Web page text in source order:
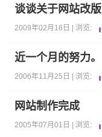
谈谈关于网站改版
2009年02月16日 | 浏览:
近一个月的努力。
2006年11月25日 | 浏览:
网站制作完成
2005年07月01日 | 浏览: